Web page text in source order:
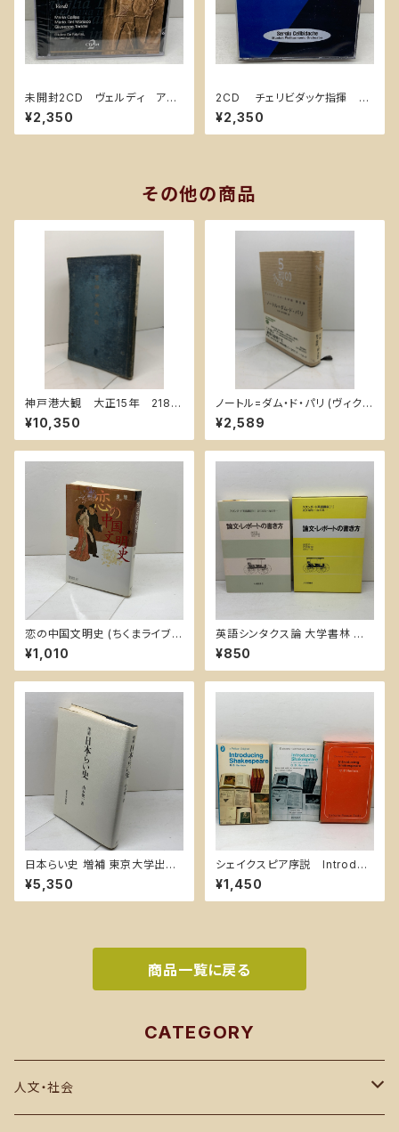
未開封2CD ヴェルディ アイ
ーダ オリヴィエロ・デ・ファブリ
ティス指揮 マリア・カラス Ai
da Verdi Oliviero De Fabrit
¥2,350
2CD チェリビダッケ指揮 ベ
ートーヴェン 交響曲第9番「合
唱」、ほか Sergiu Celibidac
he 米盤
¥2,350
その他の商品
神戸港大観 大正15年 218P
神戸市役所港湾部 折込図
多
¥10,350
ノートル=ダム・ド・パリ (ヴィクト
ル・ユゴー文学館) 潮出版社 ヴ
ィクトル・ユゴー
¥2,589
恋の中国文明史 (ちくまライブラ
リー 90) 筑摩書房 張 競
¥1,010
英語シンタクス論 大学書林 小
川尚邦
¥850
日本らい史 増補 東京大学出版
会 山本 俊一
¥5,350
シェイクスピア序説 Introduc
ing Shakespeare G.B.ハリ
ソン G. B. Harrison 英潮社
¥1,450
商品一覧に戻る
CATEGORY
人文・社会